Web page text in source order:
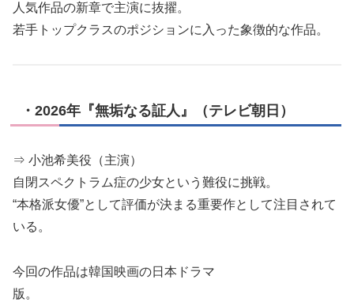
人気作品の新章で主演に抜擢。
若手トップクラスのポジションに入った象徴的な作品。
・2026年『無垢なる証人』（テレビ朝日）
⇒ 小池希美役（主演）
自閉スペクトラム症の少女という難役に挑戦。
“本格派女優”として評価が決まる重要作として注目されて
いる。
今回の作品は韓国映画の日本ドラマ
版。